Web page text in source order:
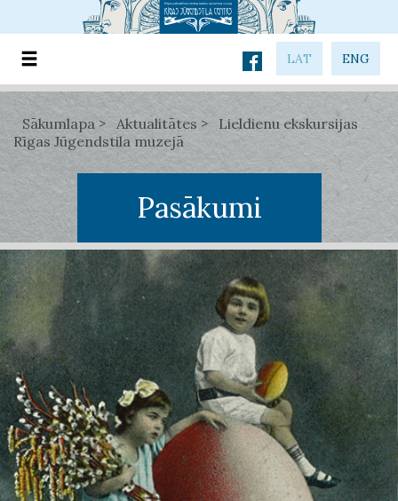
LAT ENG
Sākumlapa Aktualitātes
Lieldienu ekskursijas
Rīgas Jūgendstila muzejā
Pasākumi